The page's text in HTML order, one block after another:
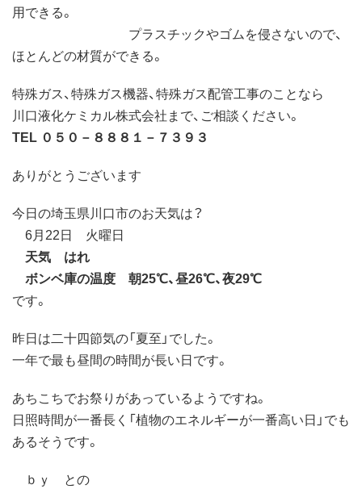
用できる。
プラスチックやゴムを侵さないので、
ほとんどの材質ができる。
特殊ガス、特殊ガス機器、特殊ガス配管工事のことなら
川口液化ケミカル株式会社まで、ご相談ください。
TEL ０５０－８８８１－７３９３
ありがとうございます
今日の埼玉県川口市のお天気は？
6月22日 火曜日
天気 はれ
ボンベ庫の温度 朝25℃、昼26℃、夜29℃
です。
昨日は二十四節気の「夏至」でした。
一年で最も昼間の時間が長い日です。
あちこちでお祭りがあっているようですね。
日照時間が一番長く「植物のエネルギーが一番高い日」でも
あるそうです。
ｂｙ との